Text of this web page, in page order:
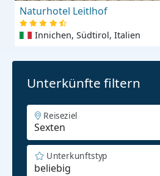
Naturhotel Leitlhof
Innichen, Südtirol, Italien
Unterkünfte filtern
Reiseziel
beliebig
Unterkunftstyp